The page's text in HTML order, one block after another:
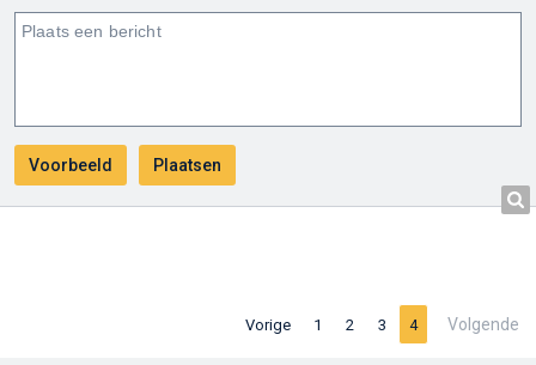
Vorige 1 2 3 4 Volgende